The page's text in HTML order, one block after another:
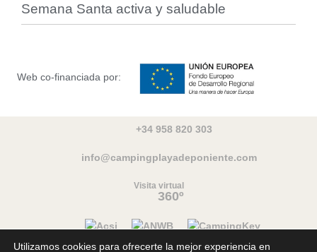
Semana Santa activa y saludable
Web co-financiada por:
+34 958 820 303
info@campingplayadeponiente.com
Visita virtual
360º
Utilizamos cookies para ofrecerte la mejor experiencia en